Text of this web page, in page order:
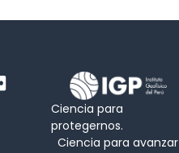
Ciencia para
protegernos.
Ciencia para avanzar